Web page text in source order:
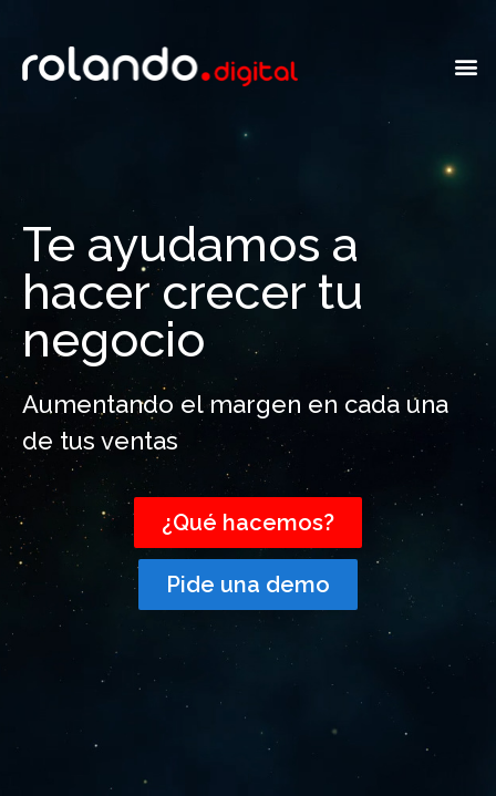
Te ayudamos a
hacer crecer tu
negocio
Aumentando el margen en cada una
de tus ventas
¿Qué hacemos?
Pide una demo